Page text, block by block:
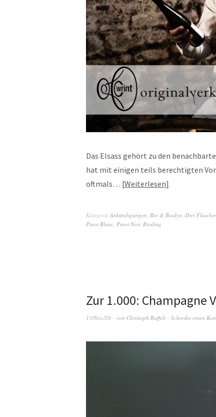
Das Elsass gehört zu den
hat mit einigen teils berechtigten
oftmals… Weiterlesen
Kategorie Ankündigungen, Bio & Biodyn, Drei
Pinot Blanc, Pinot Noir, Riesling
Zur 1.000: Champagne
13/Nov./20 von Christoph Raffelt Schreibe einen